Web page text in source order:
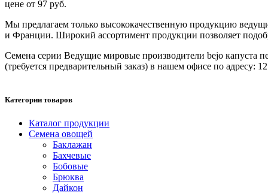
цене от 97 руб.
Мы предлагаем только высококачественную продукцию
и Франции. Широкий ассортимент продукции позволяет
Семена серии Ведущие мировые производители bejo капуста
(требуется предварительный заказ) в нашем офисе по адресу:
Категории товаров
Каталог продукции
Семена овощей
Баклажан
Бахчевые
Бобовые
Брюква
Дайкон